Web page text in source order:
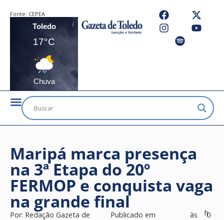
Fonte: CEPEA
Toledo
17°C
Chuva
Maripá marca presença
na 3ª Etapa do 20º
FERMOP e conquista vaga
na grande final
Por: Redação Gazeta de
Publicado em
às
h0